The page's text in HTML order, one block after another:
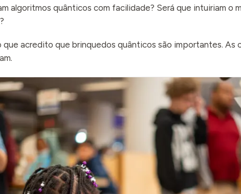
algoritmos quânticos com facilidade? Será que intuiriam o
que acredito que brinquedos quânticos são importantes. As